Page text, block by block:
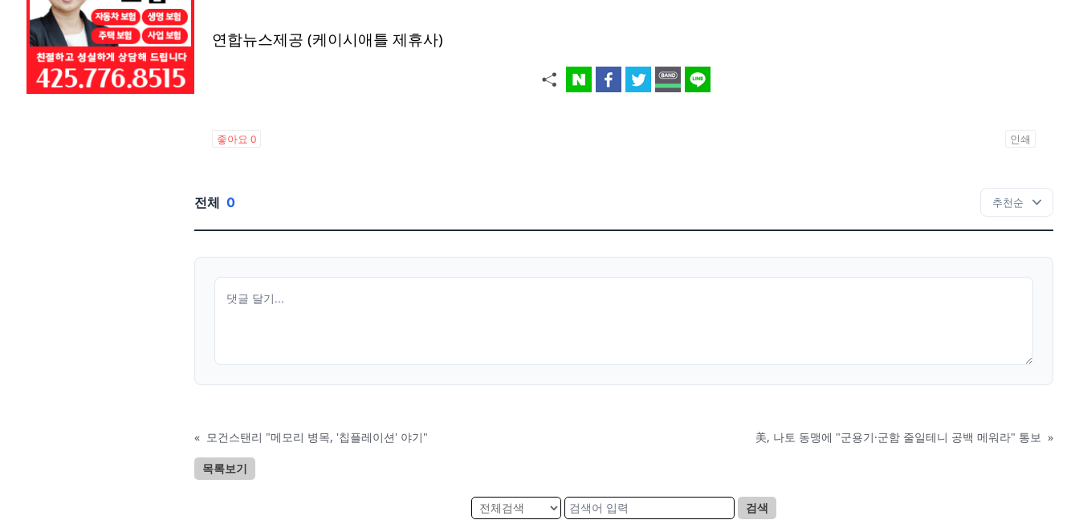
연합뉴스제공 (케이시애틀 제휴사)
좋아요 0 인쇄
전체 0
« 모건스탠리 "메모리 병목, '칩플레이션' 야기" 美, 나토 동맹에 "군용기·군함 줄일테니 공백 메워라" 통보 »
목록보기
검색